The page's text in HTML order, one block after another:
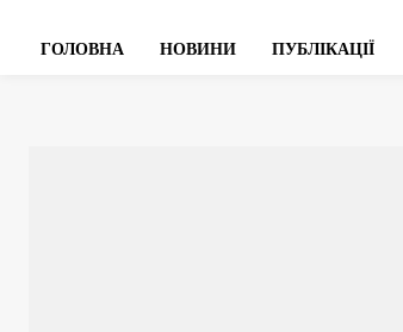
ГОЛОВНА НОВИНИ ПУБЛІКАЦІЇ